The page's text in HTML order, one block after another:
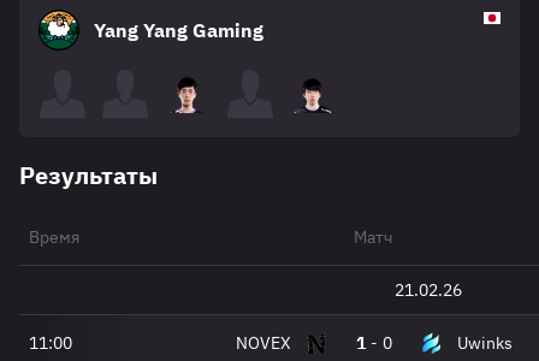
Yang Yang Gaming
Результаты
Время Матч
21.02.26
11:00 NOVEX 1 - 0 Uwinks